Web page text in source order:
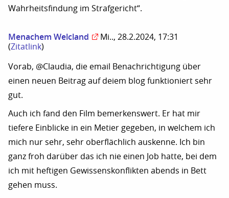
Wahrheitsfindung im Strafgericht“.
Menachem Welcland
Mi.., 28.2.2024, 17:31
(Zitatlink)
Vorab, @Claudia, die email Benachrichtigung über
einen neuen Beitrag auf deiem blog funktioniert sehr
gut.
Auch ich fand den Film bemerkenswert. Er hat mir
tiefere Einblicke in ein Metier gegeben, in welchem ich
mich nur sehr, sehr oberflächlich auskenne. Ich bin
ganz froh darüber das ich nie einen Job hatte, bei dem
ich mit heftigen Gewissenskonflikten abends in Bett
gehen muss.